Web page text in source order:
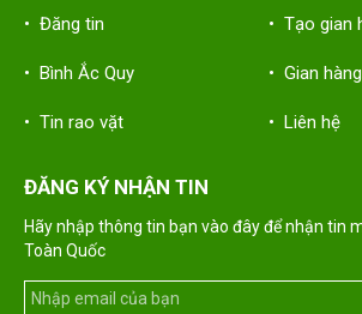
• Đăng tin • Tạo gian
• Bình Ắc Quy • Gian
• Tin rao vặt • Liên hệ
ĐĂNG KÝ NHẬN TIN
Hãy nhập thông tin bạn vào đây để nhận tin
Toàn Quốc